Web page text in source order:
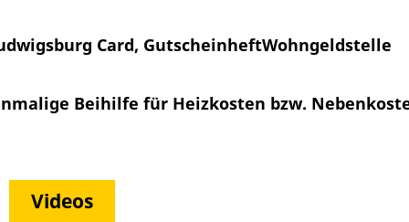
Card, GutscheinheftWohngeldstelle
Beihilfe für Heizkosten bzw.
Videos